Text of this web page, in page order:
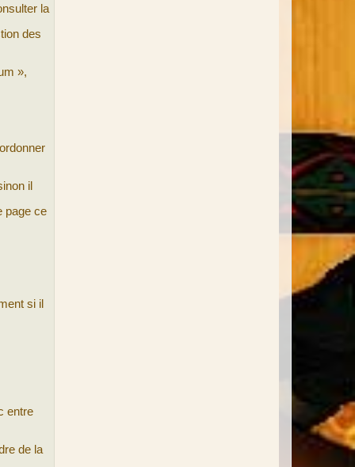
la
des
»,
il
page ce
si il
entre
de la